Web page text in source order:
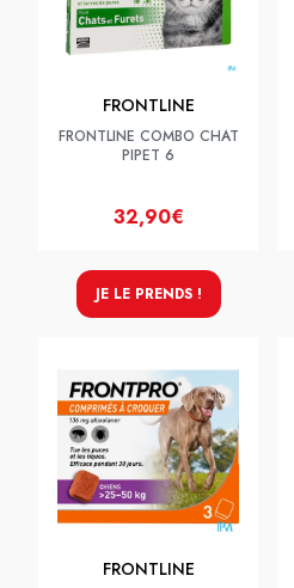
FRONTLINE
FRONTLINE COMBO CHAT
PIPET 6
32,90€
JE LE PRENDS !
FRONTLINE